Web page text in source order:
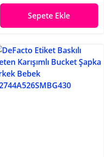
Sepete Ekle